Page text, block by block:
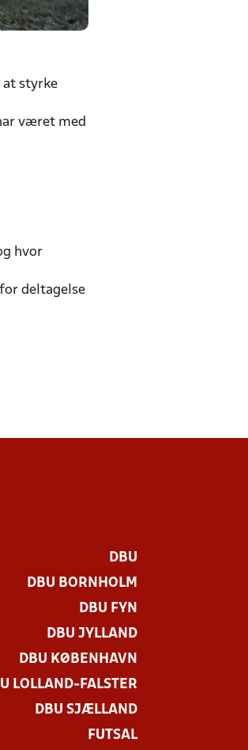
at styrke
været med
hvor
deltagelse
DBU
DBU BORNHOLM
DBU FYN
DBU JYLLAND
DBU KØBENHAVN
LOLLAND-FALSTER
DBU SJÆLLAND
FUTSAL